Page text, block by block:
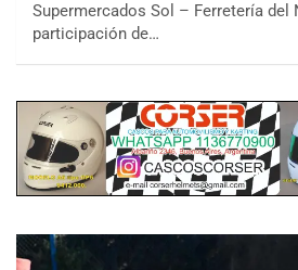
Supermercados Sol – Ferretería del
participación de…